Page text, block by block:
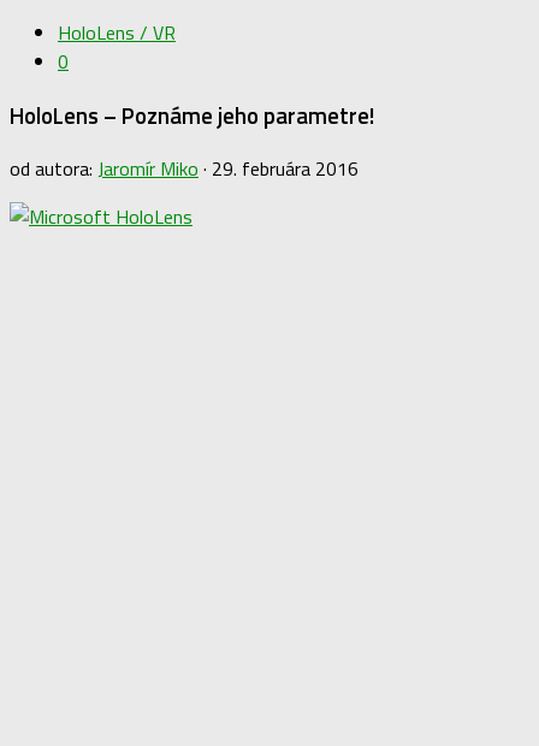
HoloLens / VR
0
HoloLens – Poznáme jeho parametre!
od autora: Jaromír Miko · 29. februára 2016